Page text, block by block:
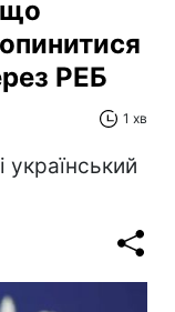
що
РЕБ
1 хв
український